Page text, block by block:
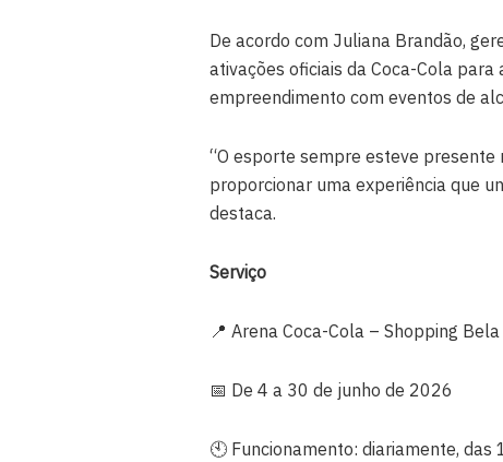
De acordo com Juliana Brandão,
ativações oficiais da Coca-Cola
empreendimento com eventos de
“O esporte sempre esteve
proporcionar uma experiência que
destaca.
Serviço
📍 Arena Coca-Cola – Shopping
📅 De 4 a 30 de junho de 2026
🕙 Funcionamento: diariamente, das